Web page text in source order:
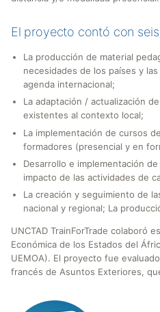
El proyecto contó con
La producción de material
necesidades de los países y
agenda internacional;
La adaptación / actualización
existentes al contexto local;
La implementación de cursos
formadores (presencial y en
Desarrollo e implementación
impacto de las actividades de
La creación y seguimiento de
nacional y regional; La
UNCTAD TrainForTrade colaboró
Económica de los Estados del
UEMOA). El proyecto fue
francés de Asuntos Exteriores,